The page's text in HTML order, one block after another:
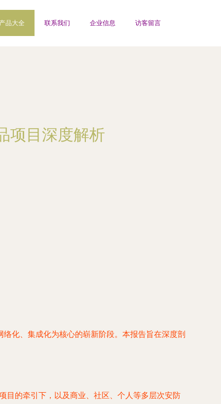
产品大全 联系我们 企业信息 访客留言
项目深度解析
化、集成化为核心的崭新阶段。本报告旨在深度剖
目的牵引下，以及商业、社区、个人等多层次安防